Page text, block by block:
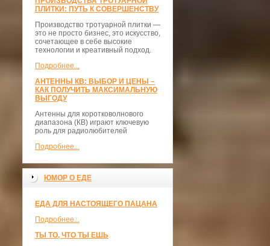
ПЛИТКИ: ПУТЬ К СОВЕРШЕНСТВУ
Производство тротуарной плитки —
это не просто бизнес, это искусство,
сочетающее в себе высокие
технологии и креативный подход.
Подробнее...
АНТЕННЫ КВ: ВЫБОР И ЦЕНЫ –
КАК ПОЛУЧИТЬ МАКСИМАЛЬНУЮ
ВЫГОДУ
Антенны для коротковолнового
диапазона (КВ) играют ключевую
роль для радиолюбителей
Подробнее...
ЮМОР О ЕДЕ
ЕДА ДЛЯ НАСТОЯЩЕГО ПАЦАНА
Подробнее...
ТЫ ТО, ЧТО ТЫ ЕШЬ